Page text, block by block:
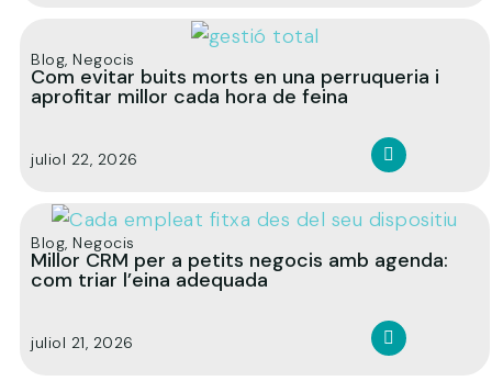
Blog, Negocis
Com evitar buits morts en una perruqueria i
aprofitar millor cada hora de feina
juliol 22, 2026
Blog, Negocis
Millor CRM per a petits negocis amb agenda:
com triar l’eina adequada
juliol 21, 2026